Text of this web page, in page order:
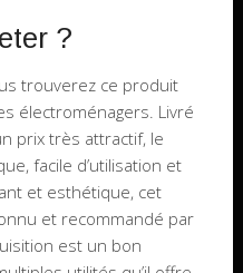
?
trouverez ce produit
électroménagers. Livré
prix très attractif, le
facile d’utilisation et
et esthétique, cet
et recommandé par
est un bon